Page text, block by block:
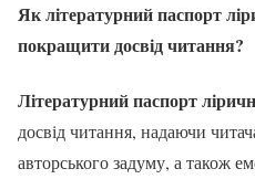
Яклітературний паспорт
покращити досвід читання?
Літературний паспорт
досвід читання, надаючи
авторського задуму, а також